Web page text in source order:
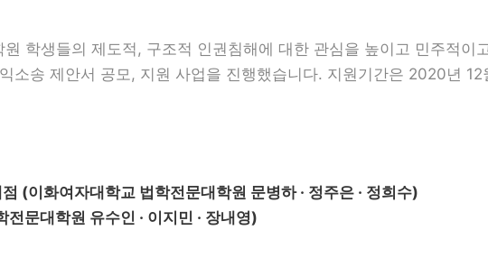
학생들의 제도적, 구조적 인권침해에 대한 관심을 높이고 민주적이
소송 제안서 공모, 지원 사업을 진행했습니다. 지원기간은 2020년
(이화여자대학교 법학전문대학원 문병하 · 정주은 · 정희수)
문대학원 유수인 · 이지민 · 장내영)